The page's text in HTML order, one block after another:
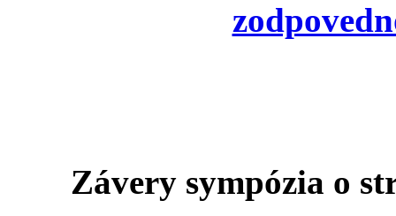
Závery sympózia o